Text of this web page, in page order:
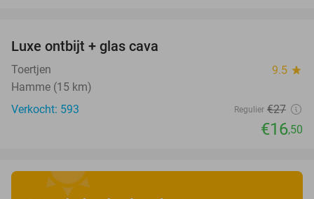
Luxe ontbijt + glas cava
Toertjen 9.5 star
Hamme (15 km)
Verkocht: 593
Regulier €27
€16,50